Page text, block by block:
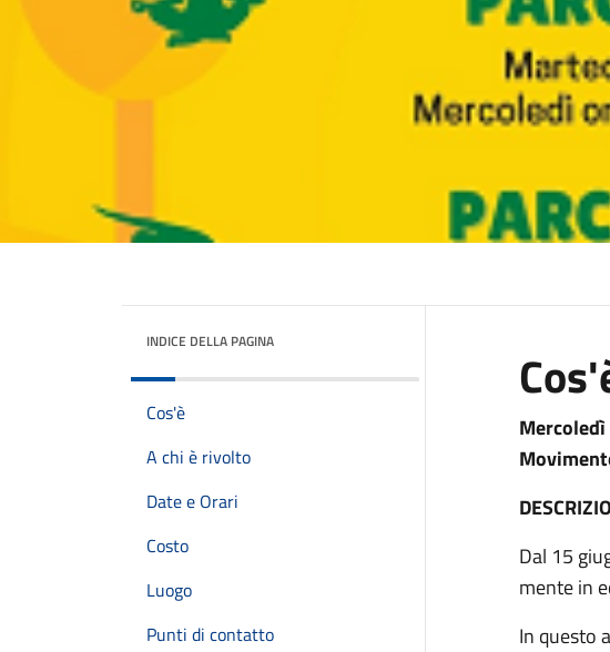
INDICE DELLA PAGINA
Cos'è
A chi è rivolto
Date e Orari
Costo
Luogo
Punti di contatto
Dal 15
mente in
In questo